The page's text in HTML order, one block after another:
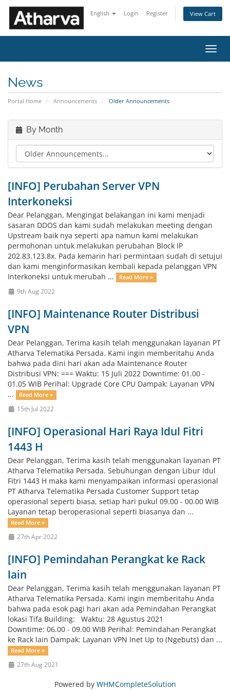
English Login Register View Cart
News
Portal Home Announcements Older Announcements
By Month
[INFO] Perubahan Server VPN
Interkoneksi
Dear Pelanggan, Mengingat belakangan ini kami menjadi
sasaran DDOS dan kami sudah melakukan meeting dengan
Upstream baik nya seperti apa namun kami melakukan
permohonan untuk melakukan perubahan Block IP
202.83.123.8x. Pada kemarin hari permintaan sudah di setujui
dan kami menginformasikan kembali kepada pelanggan VPN
Interkoneksi untuk merubah ...
Read More »
9th Aug 2022
[INFO] Maintenance Router Distribusi
VPN
Dear Pelanggan, Terima kasih telah menggunakan layanan PT
Atharva Telematika Persada. Kami ingin memberitahu Anda
bahwa pada dini hari akan ada Maintenance Router
Distribusi VPN: === Waktu: 15 Juli 2022 Downtime: 01.00 -
01.05 WIB Perihal: Upgrade Core CPU Dampak: Layanan VPN
...
Read More »
15th Jul 2022
[INFO] Operasional Hari Raya Idul Fitri
1443 H
Dear Pelanggan, Terima kasih telah menggunakan layanan PT
Atharva Telematika Persada. Sebuhungan dengan Libur Idul
Fitri 1443 H maka kami menyampaikan informasi operasional
PT Atharva Telematika Persada Customer Support tetap
operasional seperti biasa, setiap hari pukul 09.00 - 00.00 WIB
Layanan tetap beroperasional seperti biasanya dan ...
Read More »
27th Apr 2022
[INFO] Pemindahan Perangkat ke Rack
lain
Dear Pelanggan, Terima kasih telah menggunakan layanan PT
Atharva Telematika Persada. Kami ingin memberitahu Anda
bahwa pada esok pagi hari akan ada Pemindahan Perangkat
lokasi Tifa Building: Waktu: 28 Agustus 2021
Downtime: 06.00 - 09.00 WIB Perihal: Pemindahan Perangkat
ke Rack lain Dampak: Layanan VPN Inet Up to (Ngebuts) dan ...
Read More »
27th Aug 2021
Powered by WHMCompleteSolution